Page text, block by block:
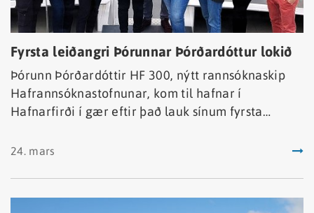
Fyrsta leiðangri Þórunnar Þórðardóttur lokið
Þórunn Þórðardóttir HF 300, nýtt rannsóknaskip
Hafrannsóknastofnunar, kom til hafnar í
Hafnarfirði í gær eftir það lauk sínum fyrsta
Stofnmæling botnfiska á Íslandsmiðum.
24. mars